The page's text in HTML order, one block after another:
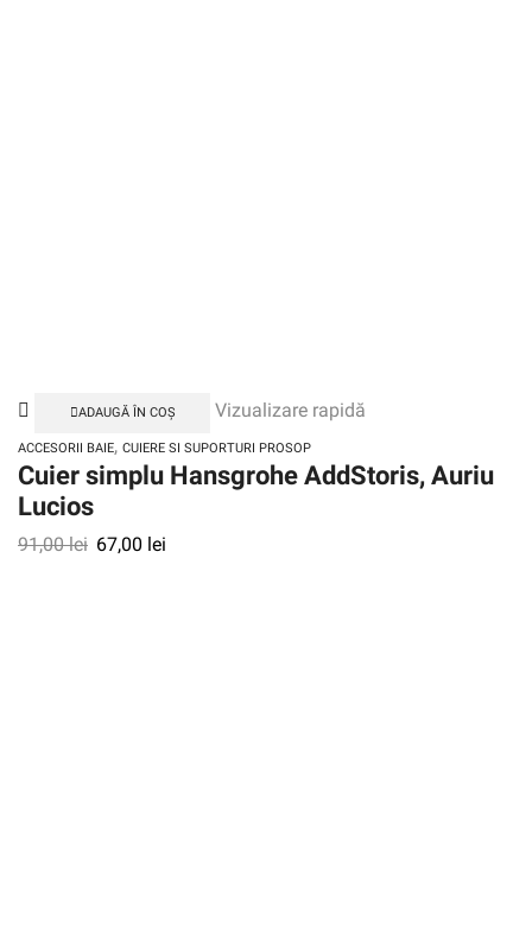
ADAUGĂ ÎN COȘ Vizualizare rapidă
ACCESORII BAIE, CUIERE SI SUPORTURI PROSOP
Cuier simplu Hansgrohe AddStoris, Auriu
Lucios
91,00lei 67,00 lei